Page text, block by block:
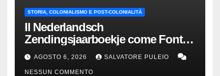
STORIA, COLONIALISMO E POST-COLONIALITÀ
Il Nederlandsch
Zendingsjaarboekje come Fonte
Storica delle Indie Orientali
Olandesi
AGOSTO 6, 2026 SALVATORE PULEIO
NESSUN COMMENTO